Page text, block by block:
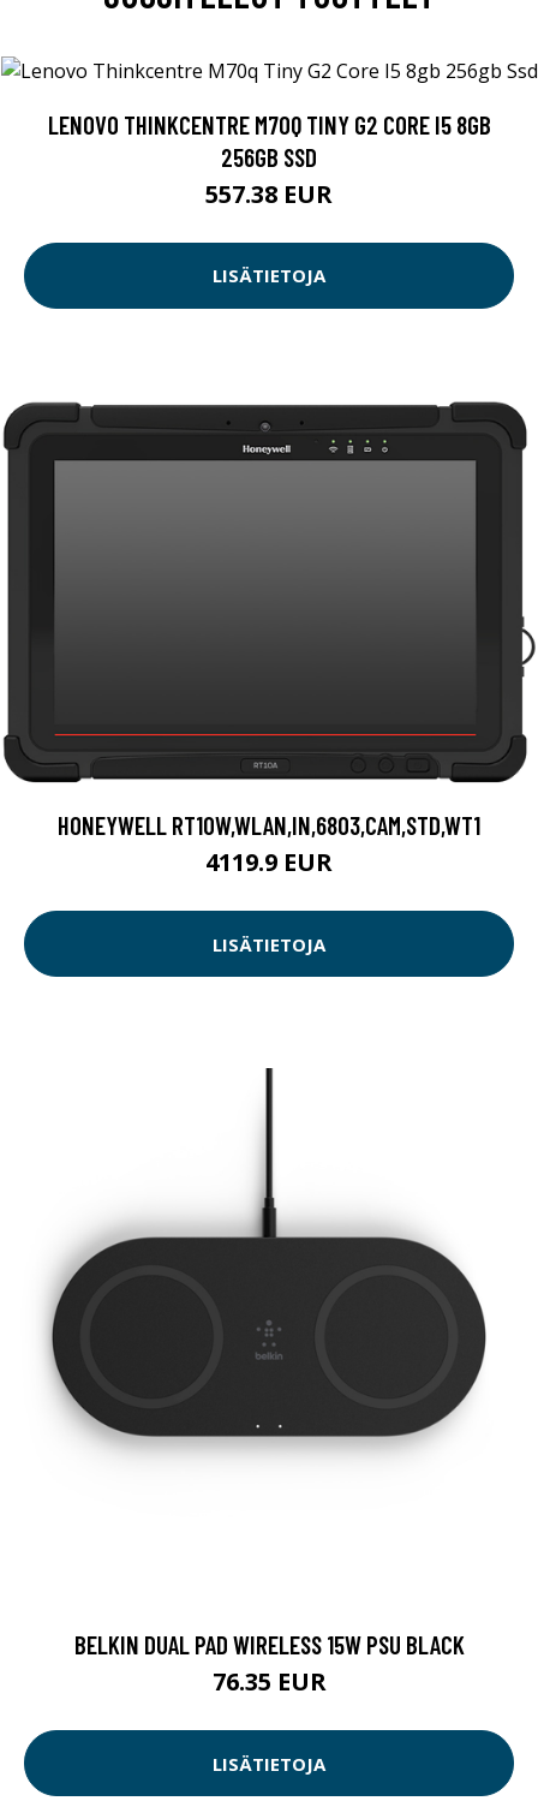
LENOVO THINKCENTRE M70Q TINY G2 CORE I5 8GB
256GB SSD
557.38 EUR
LISÄTIETOJA
HONEYWELL RT10W,WLAN,IN,6803,CAM,STD,WT1
4119.9 EUR
LISÄTIETOJA
BELKIN DUAL PAD WIRELESS 15W PSU BLACK
76.35 EUR
LISÄTIETOJA